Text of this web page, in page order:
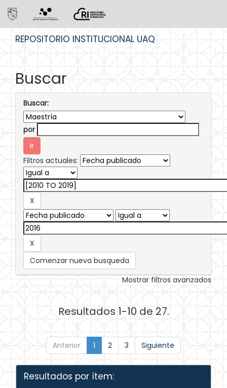
REPOSITORIO INSTITUCIONAL UAQ
Buscar
Buscar:
por
Filtros actuales:
Comenzar nueva busqueda
Mostrar filtros avanzados
Resultados 1-10 de 27.
Anterior 1 2 3 Siguiente
Resultados por ítem: